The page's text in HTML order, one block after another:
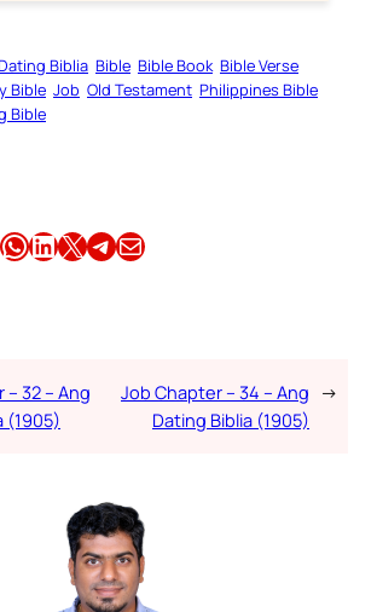
Biblia Bible Bible Book Bible Verse
Bible Job Old Testament Philippines Bible
Bible
Share this article on WhatsApp Share this article on LinkedIn Share this article on X Share this article on TelegramEmail this Article
32 – Ang
(1905)
Job Chapter – 34 – Ang
Dating Biblia (1905)
→